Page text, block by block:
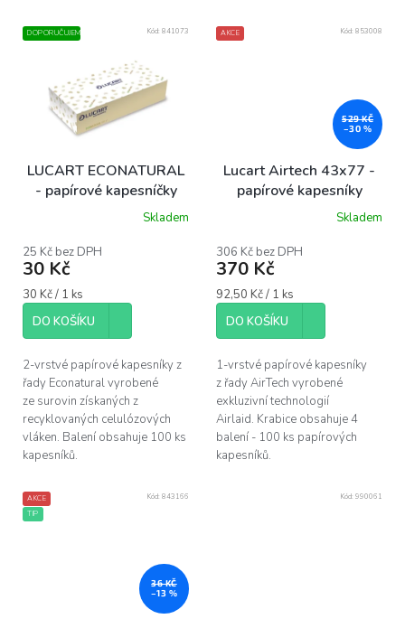
DOPORUČUJEME
LUCART ECONATURAL
- papírové kapesníčky
produktu
je
z
hvězdiček.
Skladem
25 Kč bez DPH
30 Kč
Měrná
cena:
30 Kč / 1 ks
DO KOŠÍKU
2-vrstvé papírové kapesníky z
řady Econatural vyrobené
ze surovin získaných z
recyklovaných celulózových
vláken. Balení obsahuje 100 ks
kapesníků.
Kód: 841073 AKCE
529 KČ
–30 %
Lucart Airtech 43x77 -
papírové kapesníky
Skladem
306 Kč bez DPH
370 Kč
Měrná
cena:
92,50 Kč / 1 ks
DO KOŠÍKU
1-vrstvé papírové kapesníky
z řady AirTech vyrobené
exkluzivní technologií
Airlaid. Krabice obsahuje 4
balení - 100 ks papírových
kapesníků.
Kód: 853008
AKCE
TIP
36 KČ
–13 %
Kód: 843166 Kód: 990061